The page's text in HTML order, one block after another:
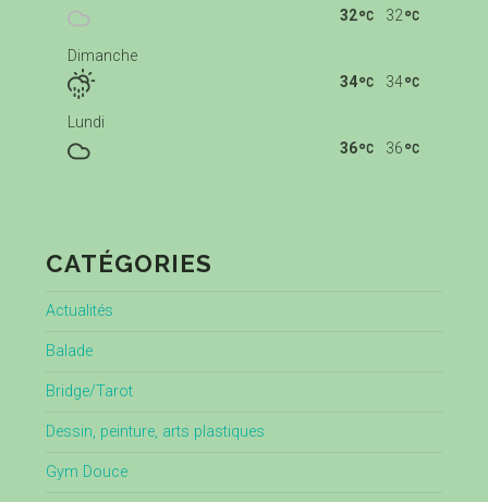
32
32
Dimanche
34
34
Lundi
36
36
CATÉGORIES
Actualités
Balade
Bridge/Tarot
Dessin, peinture, arts plastiques
Gym Douce